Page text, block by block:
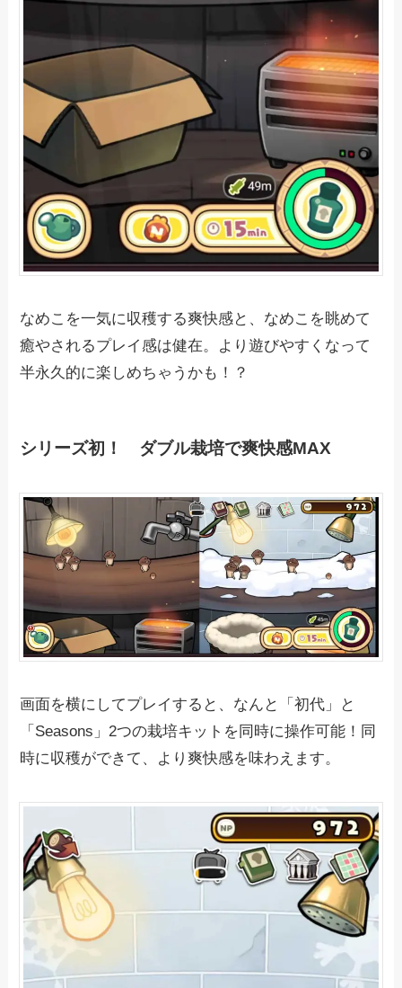
なめこを一気に収穫する爽快感と、なめこを眺めて
癒やされるプレイ感は健在。より遊びやすくなって
半永久的に楽しめちゃうかも！？
シリーズ初！ ダブル栽培で爽快感MAX
画面を横にしてプレイすると、なんと「初代」と
「Seasons」2つの栽培キットを同時に操作可能！同
時に収穫ができて、より爽快感を味わえます。